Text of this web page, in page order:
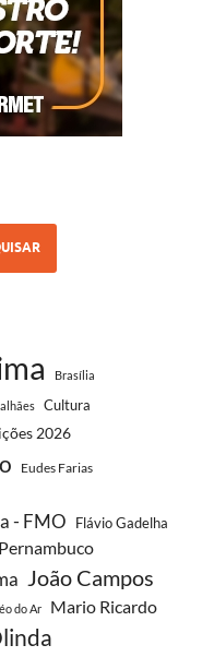
Brasília
Cultura
2026
Eudes Farias
- FMO Flávio Gadelha
João Campos
do Ar Mario Ricardo